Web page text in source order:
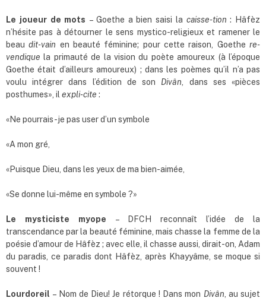
Le joueur de mots – Goethe a bien saisi la caisse-tion: Hâfèz
n’hésite pas à détourner le sens mystico-religieux et ramener le
beaudit-vain en beauté féminine; pour cette raison, Goethere-
vendique la primauté de la vision du poète amoureux (à l’époque
Goethe était d’ailleurs amoureux) ; dans les poèmes qu’il n’a pas
voulu intégrer dans l’édition de son Divân , dans ses «pièces
posthumes», il expli-cite :
«Ne pourrais-je pas user d’un symbole
«A mon gré,
«Puisque Dieu, dans les yeux de ma bien-aimée,
«Se donne lui-même en symbole ?»
Le mysticiste myope – DFCH reconnaît l’idée de la
transcendance par la beauté féminine, mais chasse la femme de la
poésie d’amour de Hâfèz ; avec elle, il chasse aussi, dirait-on, Adam
du paradis, ce paradis dont Hâfèz, après Khayyâme, se moque si
souvent !
Lourdoreil – Nom de Dieu! Je rétorque ! Dans mon Divân , au sujet